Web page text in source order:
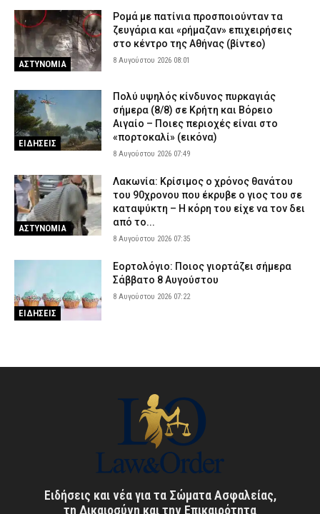
ΑΣΤΥΝΟΜΙΑ
Ρομά με πατίνια προσποιούνταν τα
ζευγάρια και «ρήμαζαν» επιχειρήσεις
στο κέντρο της Αθήνας (βίντεο)
8 Αυγούστου 2026 08:01
ΕΙΔΗΣΕΙΣ
Πολύ υψηλός κίνδυνος πυρκαγιάς
σήμερα (8/8) σε Κρήτη και Βόρειο
Αιγαίο – Ποιες περιοχές είναι στο
«πορτοκαλί» (εικόνα)
8 Αυγούστου 2026 07:49
ΑΣΤΥΝΟΜΙΑ
Λακωνία: Κρίσιμος ο χρόνος θανάτου
του 90χρονου που έκρυβε ο γιος του σε
καταψύκτη – Η κόρη του είχε να τον δει
από το...
8 Αυγούστου 2026 07:35
ΕΙΔΗΣΕΙΣ
Εορτολόγιο: Ποιος γιορτάζει σήμερα
Σάββατο 8 Αυγούστου
8 Αυγούστου 2026 07:22
Ειδήσεις και νέα για τα Σώματα Ασφαλείας,
τη Δικαιοσύνη και την Επικαιρότητα